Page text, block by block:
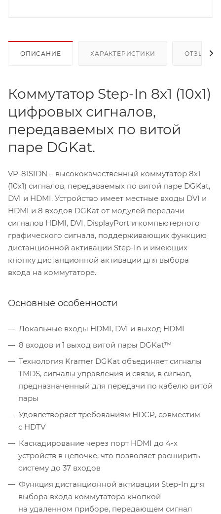
ОПИСАНИЕ ХАРАКТЕРИСТИКИ ОТЗЫВЫ
Коммутатор Step-In 8x1 (10x1)
цифровых сигналов,
передаваемых по витой
паре DGKat.
VP-81SIDN – высококачественный коммутатор 8х1
(10х1) сигналов, передаваемых по витой паре DGKat,
DVI и HDMI. Устройство имеет местные входы DVI и
HDMI и 8 входов DGKat от модулей передачи
сигналов HDMI, DVI, DisplayPort и компьютерного
графического сигнала, поддерживающих функцию
дистанционной активации Step-In и имеющих
кнопку дистанционной активации для выбора
входа на коммутаторе.
Основные особенности
Локальные входы HDMI, DVI и выход HDMI
8 входов и 1 выход витой пары DGKat™
Технология Kramer DGKat объединяет сигналы
TMDS, сигналы управления и связи, в сигнал,
предназначенный для передачи по кабелю витой
пары
Удовлетворяет требованиям HDCP, совместим
с HDTV
Каскадирование через порт HDMI до 4-х
устройств в цепочке, что позволяет расширить
систему до 37 входов
Функция дистанционной активации Step-In для
выбора входа коммутатора кнопкой
на удаленном приборе, передающем сигнал